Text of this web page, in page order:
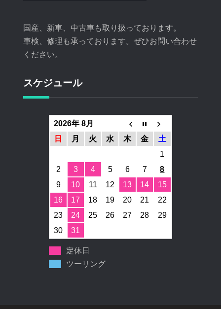
国産、新車、中古車も取り扱っております。
車検、修理も承っております。ぜひお問い合わせ
ください。
スケジュール
2026年 8月
日
月 火 水 木 金
土
1
2
3 4 5 6 7
8
9
10 11 12 13 14
15
16
17 18 19 20 21
22
23
24 25 26 27 28
29
30
31
定休日
ツーリング